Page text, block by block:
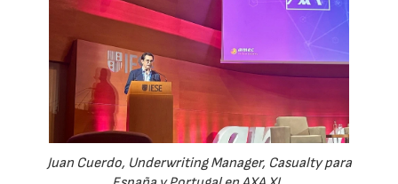
Juan Cuerdo, Underwriting Manager, Casualty para